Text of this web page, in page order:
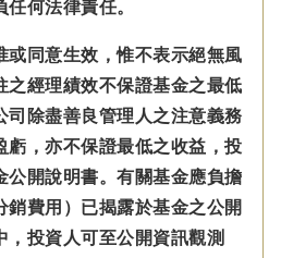
何法律責任。
同意生效，惟不表示絕無風
之經理績效不保證基金之最低
司除盡善良管理人之注意義務
虧，亦不保證最低之收益，投
公開說明書。有關基金應負擔
銷費用）已揭露於基金之公開
，投資人可至公開資訊觀測